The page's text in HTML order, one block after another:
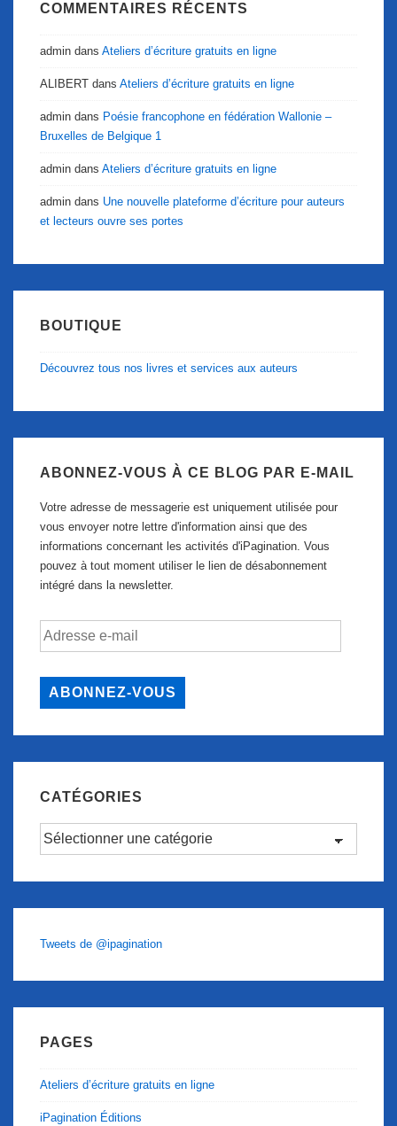
COMMENTAIRES RÉCENTS
admin dans Ateliers d’écriture gratuits en ligne
ALIBERT dans Ateliers d’écriture gratuits en ligne
admin dans Poésie francophone en fédération Wallonie –
Bruxelles de Belgique 1
admin dans Ateliers d’écriture gratuits en ligne
admin dans Une nouvelle plateforme d’écriture pour auteurs
et lecteurs ouvre ses portes
BOUTIQUE
Découvrez tous nos livres et services aux auteurs
ABONNEZ-VOUS À CE BLOG PAR E-MAIL
Votre adresse de messagerie est uniquement utilisée pour
vous envoyer notre lettre d'information ainsi que des
informations concernant les activités d'iPagination. Vous
pouvez à tout moment utiliser le lien de désabonnement
intégré dans la newsletter.
Adresse
e-
ABONNEZ-VOUS
CATÉGORIES
Catégories
Tweets de @ipagination
PAGES
Ateliers d’écriture gratuits en ligne
iPagination Éditions